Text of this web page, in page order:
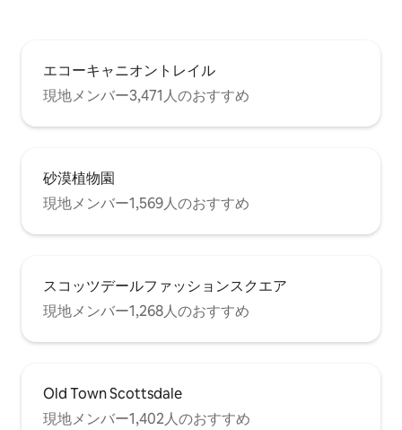
エコーキャニオントレイル
現地メンバー3,471人のおすすめ
砂漠植物園
現地メンバー1,569人のおすすめ
スコッツデールファッションスクエア
現地メンバー1,268人のおすすめ
Old Town Scottsdale
現地メンバー1,402人のおすすめ